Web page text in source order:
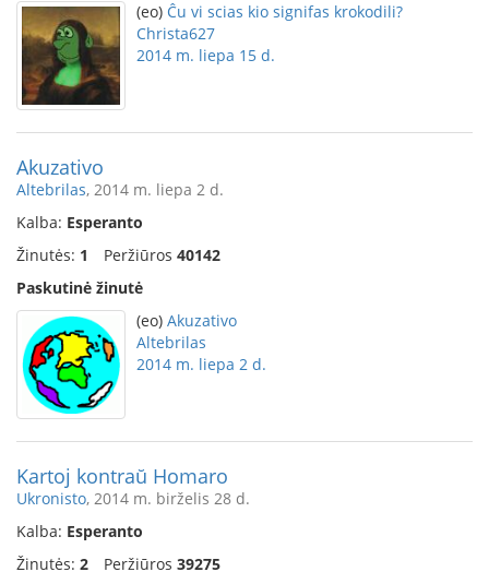
(eo) Ĉu vi scias kio signifas krokodili?
Christa627
2014 m. liepa 15 d.
Akuzativo
Altebrilas, 2014 m. liepa 2 d.
Kalba: Esperanto
Žinutės: 1 Peržiūros 40142
Paskutinė žinutė
(eo) Akuzativo
Altebrilas
2014 m. liepa 2 d.
Kartoj kontraŭ Homaro
Ukronisto, 2014 m. birželis 28 d.
Kalba: Esperanto
Žinutės: 2 Peržiūros 39275